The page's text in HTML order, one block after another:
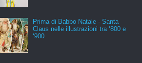
Prima di Babbo Natale - Santa
Claus nelle illustrazioni tra ‘800 e
‘900